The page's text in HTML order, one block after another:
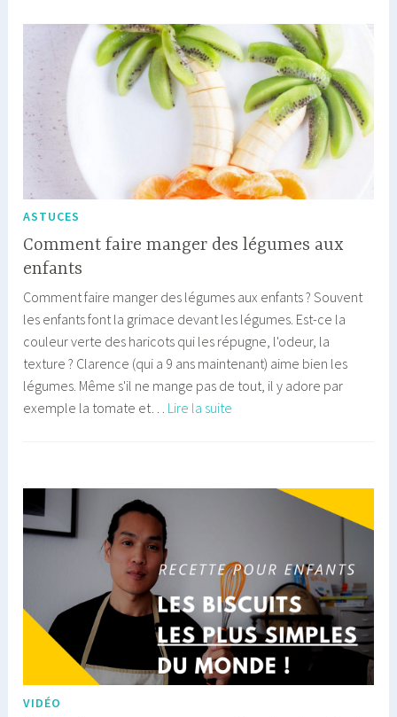
de
famille
serein
ASTUCES
Comment faire manger des légumes aux
enfants
Comment faire manger des légumes aux enfants ? Souvent
les enfants font la grimace devant les légumes. Est-ce la
couleur verte des haricots qui les répugne, l'odeur, la
texture ? Clarence (qui a 9 ans maintenant) aime bien les
légumes. Même s'il ne mange pas de tout, il y adore par
exemple la tomate et… Lire la suite
légumes
VIDÉO